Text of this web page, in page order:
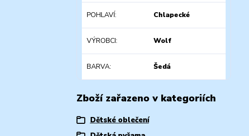
POHLAVÍ Chlapecké
VÝROBCI Wolf
BARVA Šedá
Zboží zařazeno v kategoriích
Dětské oblečení